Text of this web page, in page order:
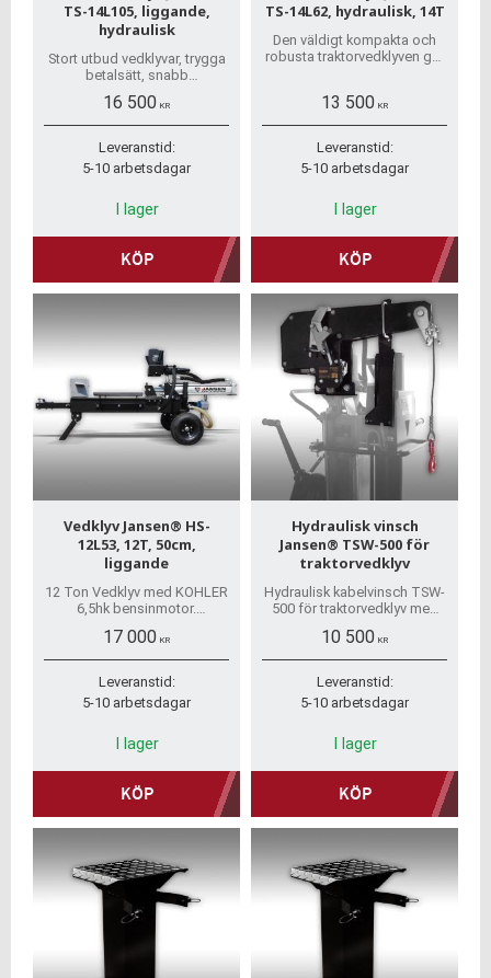
TS-14L105, liggande,
hydraulisk
Stort utbud vedklyvar, trygga
betalsätt, snabb
avgifter!
16 500 KR
Leveranstid:
5-10 arbetsdagar
I lager
KÖP
TS-14L62, hydraulisk, 14T
Den väldigt kompakta och
robusta traktorvedklyven ger
reservdelslager
13 500 KR
Leveranstid:
5-10 arbetsdagar
I lager
KÖP
Vedklyv Jansen® HS-
12L53, 12T, 50cm,
liggande
12 Ton Vedklyv med KOHLER
6,5hk bensinmotor.
direkt vid klyvkilen och klyver
upp till 53 cm ved!
17 000 KR
Leveranstid:
5-10 arbetsdagar
I lager
KÖP
Hydraulisk vinsch
Jansen® TSW-500 för
traktorvedklyv
Hydraulisk kabelvinsch TSW-
500 för traktorvedklyv med
10 500 KR
Leveranstid:
5-10 arbetsdagar
I lager
KÖP